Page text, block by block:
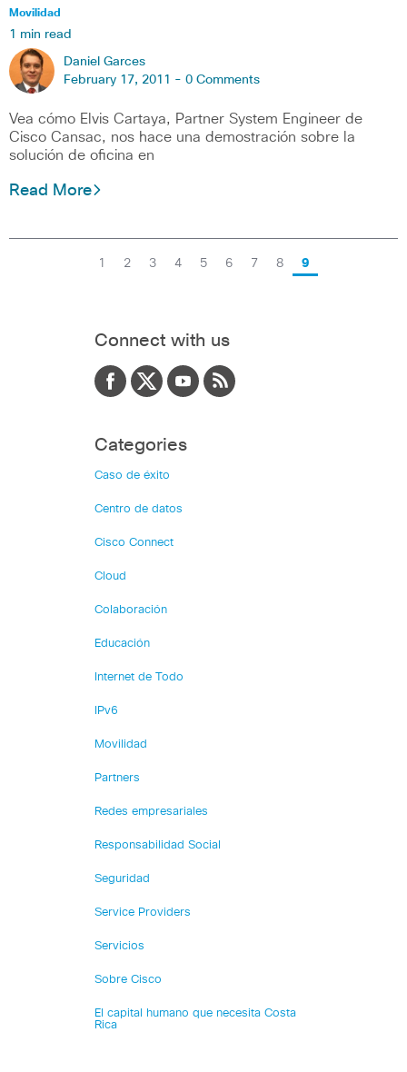
Movilidad
1 min read
Daniel Garces
February 17, 2011 - 0 Comments
Vea cómo Elvis Cartaya, Partner System Engineer de
Cisco Cansac, nos hace una demostración sobre la
solución de oficina en
Read More
1 2 3 4 5 6 7 8 9
Connect with us
Categories
Caso de éxito
Centro de datos
Cisco Connect
Cloud
Colaboración
Educación
Internet de Todo
IPv6
Movilidad
Partners
Redes empresariales
Responsabilidad Social
Seguridad
Service Providers
Servicios
Sobre Cisco
El capital humano que necesita Costa
Rica